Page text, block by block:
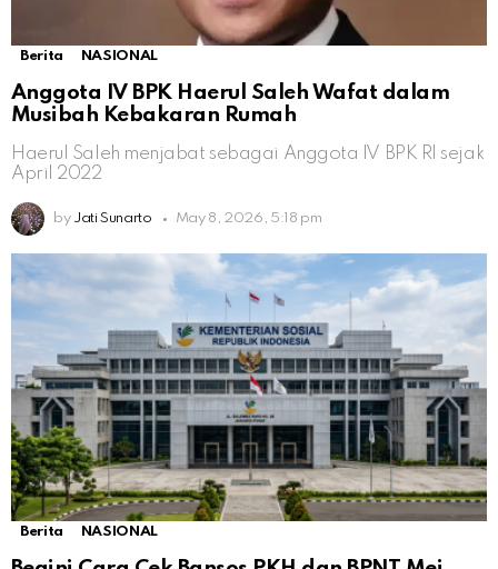
Berita NASIONAL
Anggota IV BPK Haerul Saleh Wafat dalam
Musibah Kebakaran Rumah
Haerul Saleh menjabat sebagai Anggota IV BPK RI sejak
April 2022
by Jati Sunarto May 8, 2026, 5:18 pm
Berita NASIONAL